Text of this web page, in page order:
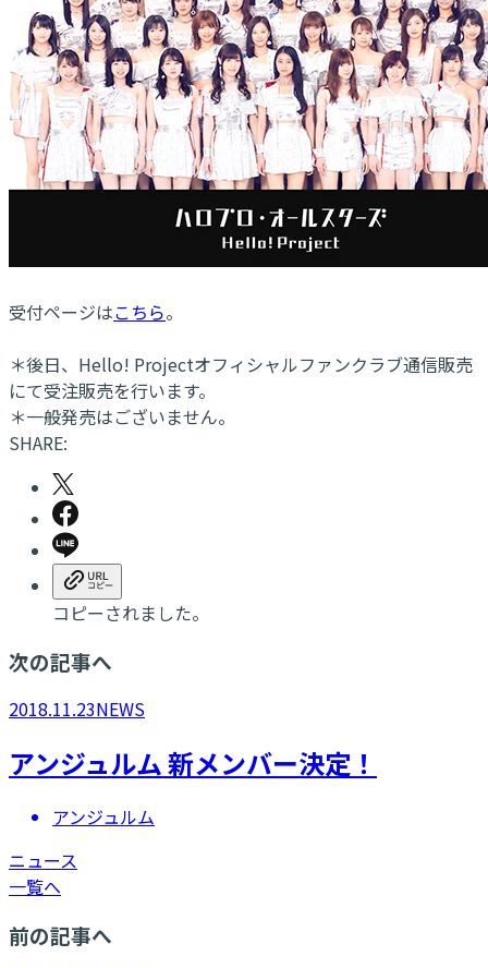
受付ページはこちら。
＊後日、Hello! Projectオフィシャルファンクラブ通信販売
にて受注販売を行います。
＊一般発売はございません。
SHARE:
コピーされました。
次の記事へ
2018.11.23NEWS
アンジュルム 新メンバー決定！
アンジュルム
ニュース
一覧へ
前の記事へ